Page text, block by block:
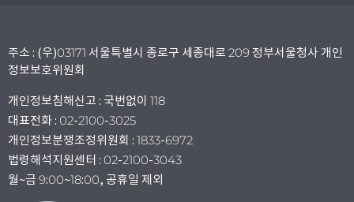
주소 : (우)03171 서울특별시 종로구 세종대로 209 정부서울청사 개인
정보보호위원회
개인정보침해신고 : 국번없이 118
대표전화 : 02-2100-3025
개인정보분쟁조정위원회 : 1833-6972
법령해석지원센터 : 02-2100-3043
월~금 9:00~18:00, 공휴일 제외